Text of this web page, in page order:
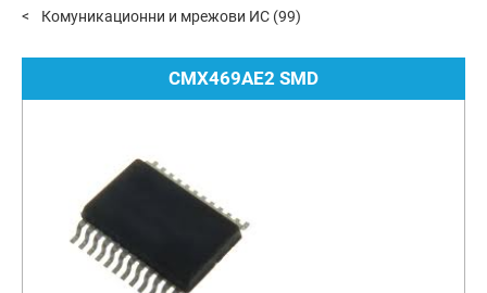
Комуникационни и мрежови ИС (99)
CMX469AE2 SMD